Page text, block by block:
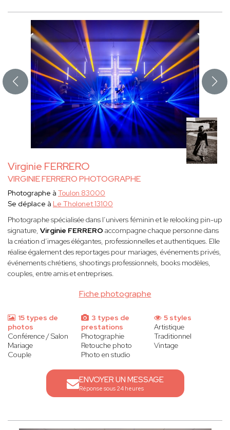
Virginie FERRERO
VIRGINIE FERRERO PHOTOGRAPHE
Fiche photographe
Photographe à Toulon 83000
Se déplace à Le Tholonet 13100
Photographe spécialisée dans l’univers féminin et le relooking pin-up
signature, Virginie FERRERO accompagne chaque personne dans
la création d’images élégantes, professionnelles et authentiques. Elle
réalise également des reportages pour mariages, événements privés,
événements chrétiens, shootings professionnels, books modèles,
couples, entre amis et entreprises.
15 types de
photos
Conférence / Salon
Mariage
Couple
3 types de
prestations
Photographie
Retouche photo
Photo en studio
5 styles
Artistique
Traditionnel
Vintage
ENVOYER UN MESSAGE
Réponse sous 24 heures